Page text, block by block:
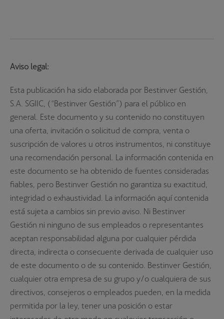
Aviso legal:
Esta publicación ha sido elaborada por Bestinver Gestión,
S.A. SGIIC, (“Bestinver Gestión”) para el público en
general. Este documento y su contenido no constituyen
una oferta, invitación o solicitud de compra, venta o
suscripción de valores u otros instrumentos, ni constituye
una recomendación personal. La información contenida en
este documento se ha obtenido de fuentes consideradas
fiables, pero Bestinver Gestión no garantiza su exactitud,
integridad o exhaustividad. La información aquí contenida
está sujeta a cambios sin previo aviso. Ni Bestinver
Gestión ni ninguno de sus empleados o representantes
aceptan responsabilidad alguna por cualquier pérdida
directa, indirecta o consecuente derivada de cualquier uso
de este documento o de su contenido. Bestinver Gestión,
cualquier otra empresa de su grupo y/o cualquiera de sus
directivos, consejeros o empleados pueden, en la medida
permitida por la ley, tener una posición o estar